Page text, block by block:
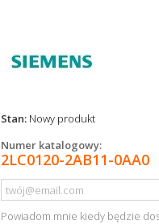
Stan: Nowy produkt
Numer katalogowy:
2LC0120-2AB11-0AA0
Powiadom mnie kiedy będzie